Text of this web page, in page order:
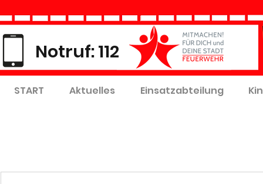
Notruf: 112
START Aktuelles Einsatzabteilung